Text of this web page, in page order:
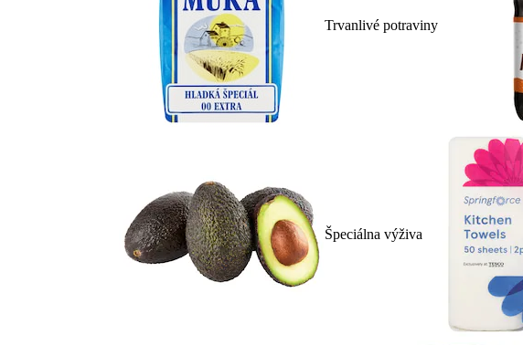
Trvanlivé potraviny
Špeciálna výživa